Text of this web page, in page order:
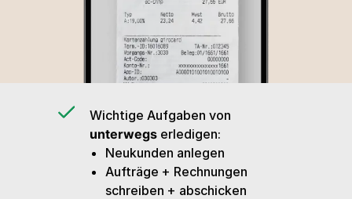
Wichtige Aufgaben von
unterwegs erledigen:
Neukunden anlegen
Aufträge + Rechnungen
schreiben + abschicken